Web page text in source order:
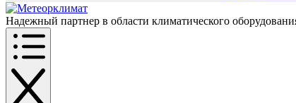
Надежный партнер в области климатического